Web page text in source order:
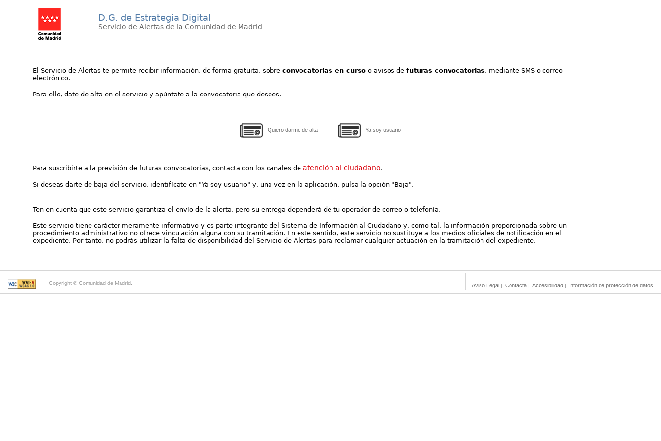
D.G. de Estrategia Digital
Servicio de Alertas de la Comunidad de Madrid
El Servicio de Alertas te permite recibir información, de forma gratuita, sobreconvocatorias en curso o avisos defuturas convocatorias, mediante SMS o correo
electrónico.
Para ello, date de alta en el servicio y apúntate a la convocatoria que desees.
Quiero darme de alta Ya soy usuario
Para suscribirte a la previsión de futuras convocatorias, contacta con los canales deatención al ciudadano.
Si deseas darte de baja del servicio, identifícate en "Ya soy usuario" y, una vez en la aplicación, pulsa la opción "Baja".
Ten en cuenta que este servicio garantiza el envío de la alerta, pero su entrega dependerá de tu operador de correo o telefonía.
Este servicio tiene carácter meramente informativo y es parte integrante del Sistema de Información al Ciudadano y, como tal, la información proporcionada sobre un
procedimiento administrativo no ofrece vinculación alguna con su tramitación. En este sentido, este servicio no sustituye a los medios oficiales de notificación en el
expediente. Por tanto, no podrás utilizar la falta de disponibilidad del Servicio de Alertas para reclamar cualquier actuación en la tramitación del expediente.
Copyright © Comunidad de Madrid. Aviso Legal | Contacta | Accesibilidad | Información de protección de datos